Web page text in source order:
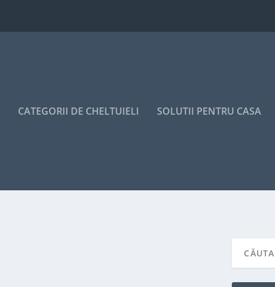
CATEGORII DE CHELTUIELI SOLUTII PENTRU CASA